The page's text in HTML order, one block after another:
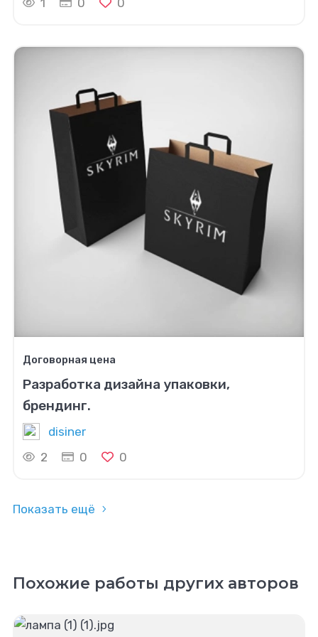
Договорная цена
Разработка дизайна упаковки,
брендинг.
disiner
2
0 0
Показать ещё
Похожие работы других авторов